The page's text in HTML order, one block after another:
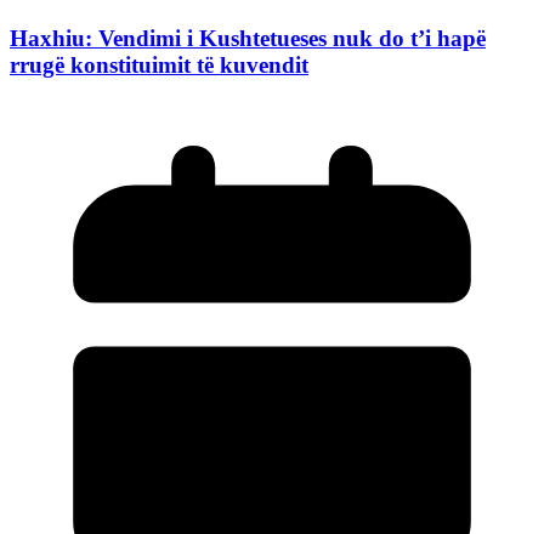
Haxhiu: Vendimi i Kushtetueses nuk do t’i hapë
rrugë konstituimit të kuvendit